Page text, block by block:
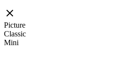
Picture
Classic
Mini